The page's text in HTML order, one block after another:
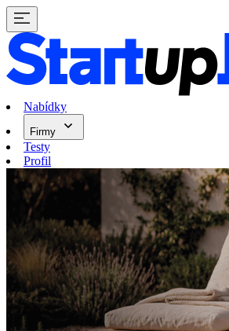
Nabídky
Firmy
Testy
Profil